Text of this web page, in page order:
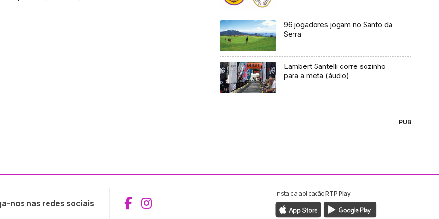
96 jogadores jogam no Santo da
Serra
Lambert Santelli corre sozinho
para a meta (áudio)
PUB
nos nas redes sociais Aceder ao Facebook da RTP Madeira
Aceder ao Instagram da RTP Madeira
Instale a aplicaçãoRTP Play